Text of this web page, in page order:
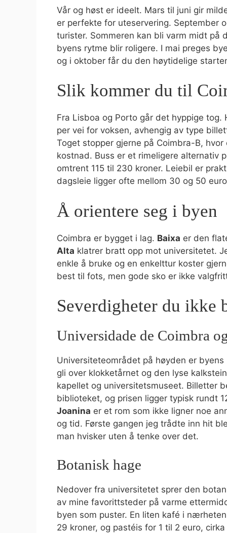
Vår og høst er ideelt. Mars til juni gir
er perfekte for uteservering. September
turister. Sommeren kan bli varm midt på
byens rytme blir roligere. I mai preges
og i oktober får du den høytidelige
Slik kommer du til
Fra Lisboa og Porto går det hyppige
per vei for voksen, avhengig av type
Toget stopper gjerne på Coimbra-B,
kostnad. Buss er et rimeligere alternativ
omtrent 115 til 230 kroner. Leiebil er
dagsleie ligger ofte mellom 30 og 50
Å orientere seg i byen
Coimbra er bygget i lag. Baixa er den
Alta klatrer bratt opp mot universitetet.
enkle å bruke og en enkelttur koster
best til fots, men gode sko er ikke
Severdigheter du ikke
Universidade de Coimbra
Universiteteområdet på høyden er
gli over klokketårnet og den lyse
kapellet og universitetsmuseet. Billetter
biblioteket, og prisen ligger typisk rundt
Joanina er et rom som ikke ligner noe
og tid. Første gangen jeg trådte inn hit
man hvisker uten å tenke over det.
Botanisk hage
Nedover fra universitetet sprer den
av mine favorittsteder på varme
byen som puster. En liten kafé i
29 kroner, og pastéis for 1 til 2 euro,